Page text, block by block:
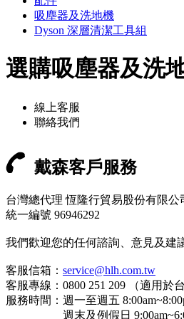
吸塵器及洗地機
Dyson 深層清潔工具組
選購吸塵器及洗
線上客服
聯絡我們
戴森客戶服務
台灣總代理 恆隆行貿易股份有限公
統一編號 96946292
我們歡迎您的任何諮詢、意見及建
客服信箱： service@hlh.com.tw
客服專線：0800 251 209 （適用於台
服務時間：週一至週五
週末及例假日